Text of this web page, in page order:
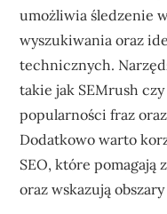
umożliwia śledzenie
wyszukiwania oraz
technicznych.
takie jak SEMrush
popularności fraz
Dodatkowo warto
SEO, które pomagają
oraz wskazują